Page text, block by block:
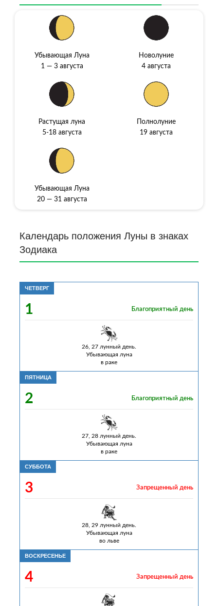
Убывающая Луна
1 — 3 августа
Новолуние
4 августа
Растущая луна
5-18 августа
Полнолуние
19 августа
Убывающая Луна
20 — 31 августа
Календарь пoлoжeния Луны в знaкax
Зoдиaкa
ЧЕТВЕРГ
1 Благоприятный день
26, 27 лунный день.
Убывающая луна
в раке
ПЯТНИЦА
2 Благоприятный день
27, 28 лунный день.
Убывающая луна
в раке
СУББОТА
3 Запрещенный день
28, 29 лунный день.
Убывающая луна
во льве
ВОСКРЕСЕНЬЕ
4 Запрещенный день